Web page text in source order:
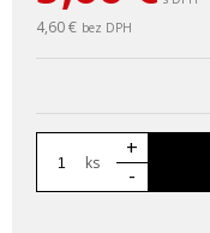
4,60 € bez DPH
ks
+
-